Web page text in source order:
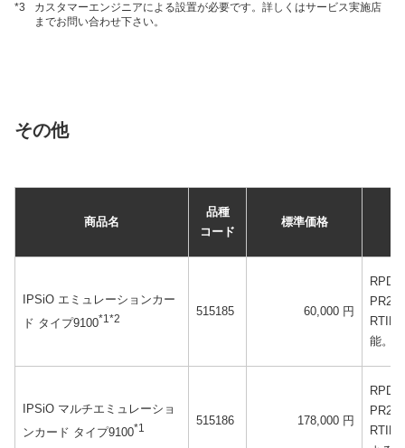
*3
カスタマーエンジニアによる設置が必要です。詳しくはサービス実施店
までお問い合わせ下さい。
その他
商品名
品種
コード
標準価格
IPSiO エミュレーションカー
ド タイプ9100*1*2
515185 60,000 円
RPDL
能。
IPSiO マルチエミュレーショ
ンカード タイプ9100*1
515186 178,000 円
RPDL